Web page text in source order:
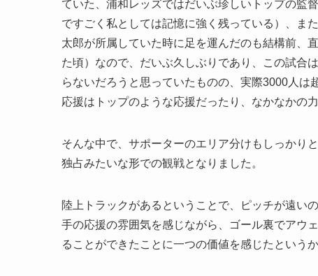
ていた、浦和レッズではだいぶ珍しいトップの監
ですごく私としては記憶に強く残っている）、ま
太郎が所属していた時に足を運んだのも結構前、
た頃）なので、だいぶ久しぶりであり、この試合
らないだろうと思っていたものの、実際3000人
応援はトップのような応援だったり、なかなかの
そんな中で、サポーターのエリア分けもしっかり
独占みたいな形での観戦となりました。
陸上トラックがあるということで、ピッチが遠い
手の応援の雰囲気を感じながら、ゴール裏でアウ
ることができたことに一つの価値を感じたというか